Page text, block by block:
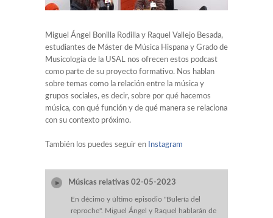
Miguel Ángel Bonilla Rodilla y Raquel Vallejo Besada,
estudiantes de Máster de Música Hispana y Grado de
Musicología de la USAL nos ofrecen estos podcast
como parte de su proyecto formativo. Nos hablan
sobre temas como la relación entre la música y
grupos sociales, es decir, sobre por qué hacemos
música, con qué función y de qué manera se relaciona
con su contexto próximo.
También los puedes seguir en Instagram
Músicas relativas 02-05-2023
En décimo y último episodio "Bulería del
reproche". Miguel Ángel y Raquel hablarán de